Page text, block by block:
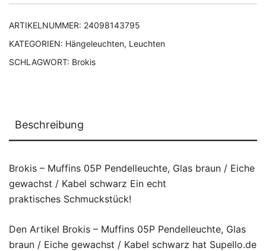
ARTIKELNUMMER: 24098143795
KATEGORIEN: Hängeleuchten, Leuchten
SCHLAGWORT: Brokis
Beschreibung
Brokis – Muffins 05P Pendelleuchte, Glas braun / Eiche
gewachst / Kabel schwarz Ein echt
praktisches Schmuckstück!
Den Artikel Brokis – Muffins 05P Pendelleuchte, Glas
braun / Eiche gewachst / Kabel schwarz hat Supello.de